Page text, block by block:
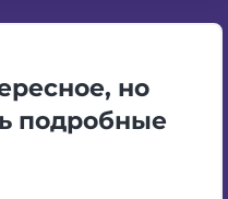
но
подробные